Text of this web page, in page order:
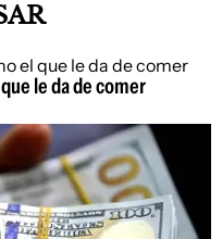
le da de comer